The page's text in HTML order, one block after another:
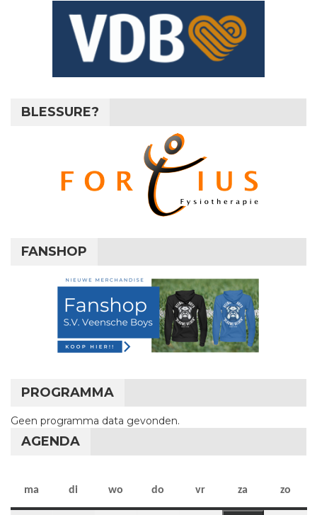
BLESSURE?
FANSHOP
PROGRAMMA
Geen programma data gevonden.
AGENDA
ma maandag
di dinsdag
wo woensdag
do donderdag
vr vrijdag
za zaterdag
zo